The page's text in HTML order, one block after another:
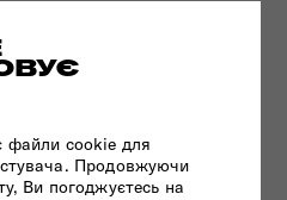
файли cookie для
Продовжуючи
Ви погоджуєтесь на